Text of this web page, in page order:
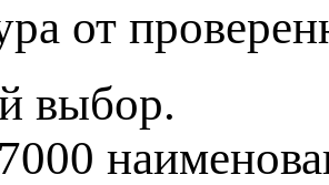
от
выбор.